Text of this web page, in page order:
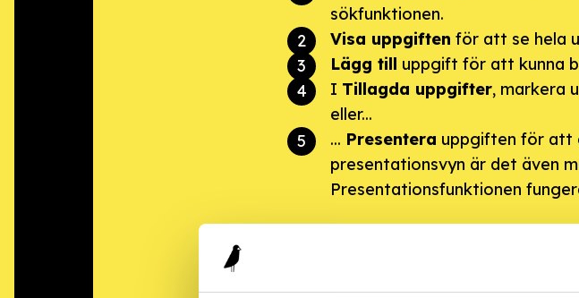
sökfunktionen.
Visa uppgiften för att se hela
Lägg till uppgift för att kunna
I Tillagda uppgifter, markera
eller...
... Presentera uppgiften för att
presentationsvyn är det även
Presentationsfunktionen